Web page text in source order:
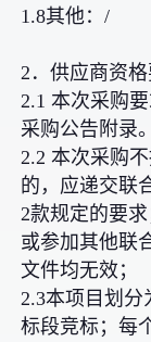
1.8其他：/
2．供应商资
2.1 本次采购
采购公告附录。
2.2 本次采购
的，应递交联
2款规定的要
或参加其他联
文件均无效；
2.3本项目划
标段竞标；每